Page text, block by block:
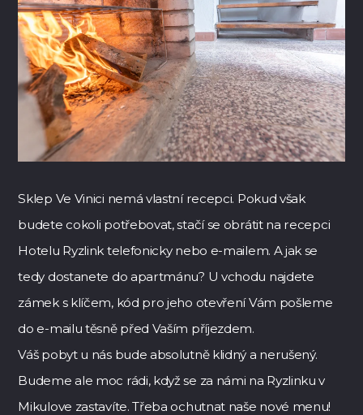
Sklep Ve Vinici nemá vlastní recepci. Pokud však
budete cokoli potřebovat, stačí se obrátit na recepci
Hotelu Ryzlink telefonicky nebo e-mailem. A jak se
tedy dostanete do apartmánu? U vchodu najdete
zámek s klíčem, kód pro jeho otevření Vám pošleme
do e-mailu těsně před Vaším příjezdem.
Váš pobyt u nás bude absolutně klidný a nerušený.
Budeme ale moc rádi, když se za námi na Ryzlinku v
Mikulove zastavíte. Třeba ochutnat naše nové menu!